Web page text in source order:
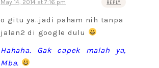
May 14, 2014 at 7:16 pm REPLY
o gitu ya..jadi paham nih tanpa
jalan2 di google dulu
Hahaha. Gak capek malah ya,
Mba.